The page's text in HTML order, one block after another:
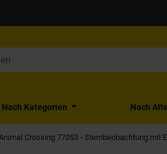
Nach Kategorien Nach
Crossing 77053 - Sternbeobachtung mit